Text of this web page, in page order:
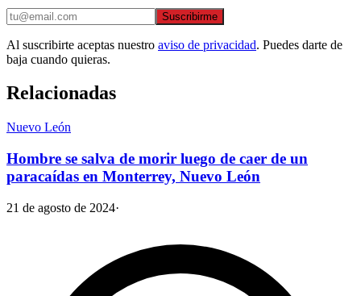
Suscribirme
Al suscribirte aceptas nuestro aviso de privacidad. Puedes darte de
baja cuando quieras.
Relacionadas
Nuevo León
Hombre se salva de morir luego de caer de un
paracaídas en Monterrey, Nuevo León
21 de agosto de 2024·